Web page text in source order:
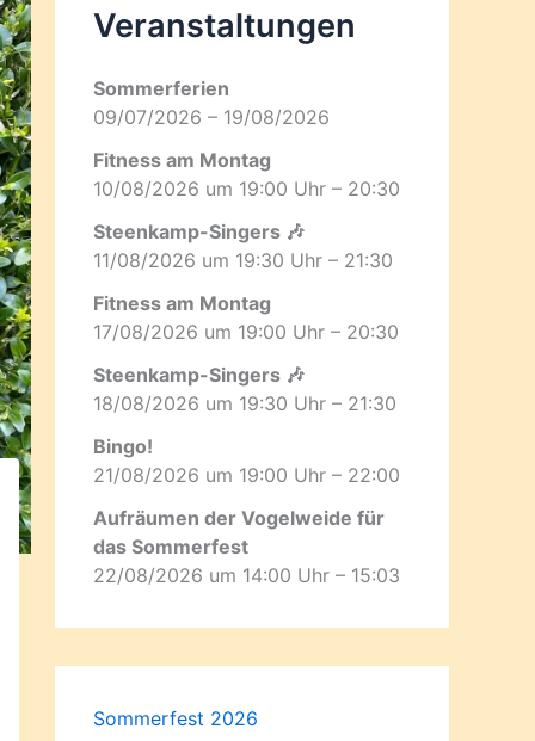
Veran­staltungen
Sommerferien
09/07/2026 – 19/08/2026
Fitness am Montag
10/08/2026 um 19:00 Uhr – 20:30
Steenkamp-Singers 🎶
11/08/2026 um 19:30 Uhr – 21:30
Fitness am Montag
17/08/2026 um 19:00 Uhr – 20:30
Steenkamp-Singers 🎶
18/08/2026 um 19:30 Uhr – 21:30
Bingo!
21/08/2026 um 19:00 Uhr – 22:00
Aufräumen der Vogelweide für
das Sommerfest
22/08/2026 um 14:00 Uhr – 15:03
Sommerfest 2026